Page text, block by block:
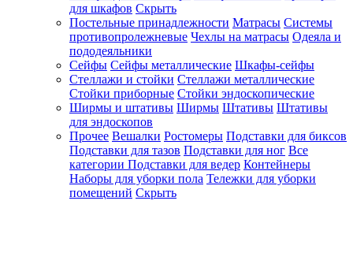
для шкафов Скрыть
Постельные принадлежности Матрасы Системы
противопролежневые Чехлы на матрасы Одеяла и
пододеяльники
Сейфы Сейфы металлические Шкафы-сейфы
Стеллажи и стойки Стеллажи металлические
Стойки приборные Стойки эндоскопические
Ширмы и штативы Ширмы Штативы Штативы
для эндоскопов
Прочее Вешалки Ростомеры Подставки для биксов
Подставки для тазов Подставки для ног Все
категории Подставки для ведер Контейнеры
Наборы для уборки пола Тележки для уборки
помещений Скрыть